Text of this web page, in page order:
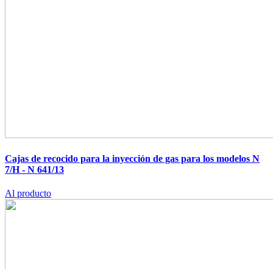
Cajas de recocido para la inyección de gas para los modelos N
7/H - N 641/13
Al producto